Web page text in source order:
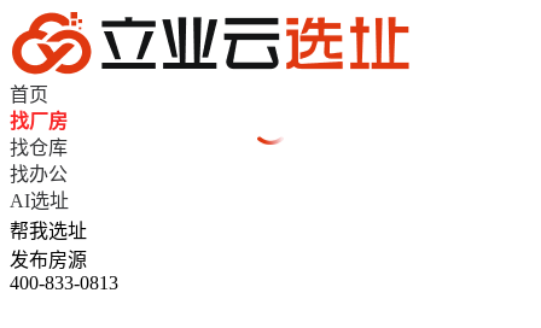
首页
找厂房
找仓库
找办公
AI选址
帮我选址
发布房源
400-833-0813